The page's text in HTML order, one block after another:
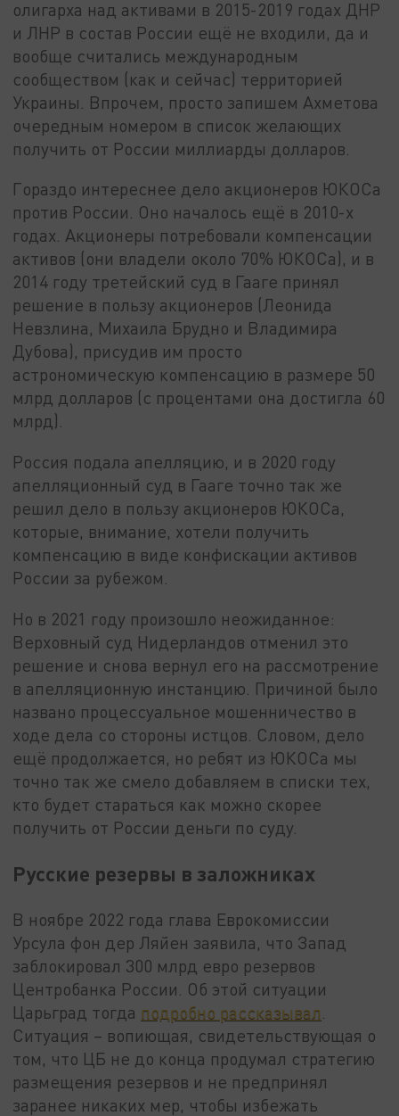
олигарха над активами в 2015-2019 годах ДНР
и ЛНР в состав России ещё не входили, да и
вообще считались международным
сообществом (как и сейчас) территорией
Украины. Впрочем, просто запишем Ахметова
очередным номером в список желающих
получить от России миллиарды долларов.
Гораздо интереснее дело акционеров ЮКОСа
против России. Оно началось ещё в 2010-х
годах. Акционеры потребовали компенсации
активов (они владели около 70% ЮКОСа), и в
2014 году третейский суд в Гааге принял
решение в пользу акционеров (Леонида
Невзлина, Михаила Брудно и Владимира
Дубова), присудив им просто
астрономическую компенсацию в размере 50
млрд долларов (с процентами она достигла 60
млрд).
Россия подала апелляцию, и в 2020 году
апелляционный суд в Гааге точно так же
решил дело в пользу акционеров ЮКОСа,
которые, внимание, хотели получить
компенсацию в виде конфискации активов
России за рубежом.
Но в 2021 году произошло неожиданное:
Верховный суд Нидерландов отменил это
решение и снова вернул его на рассмотрение
в апелляционную инстанцию. Причиной было
названо процессуальное мошенничество в
ходе дела со стороны истцов. Словом, дело
ещё продолжается, но ребят из ЮКОСа мы
точно так же смело добавляем в списки тех,
кто будет стараться как можно скорее
получить от России деньги по суду.
Русские резервы в заложниках
В ноябре 2022 года глава Еврокомиссии
Урсула фон дер Ляйен заявила, что Запад
заблокировал 300 млрд евро резервов
Центробанка России. Об этой ситуации
Царьград тогда подробно рассказывал
Ситуация – вопиющая, свидетельствующая о
том, что ЦБ не до конца продумал стратегию
размещения резервов и не предпринял
заранее никаких мер, чтобы избежать